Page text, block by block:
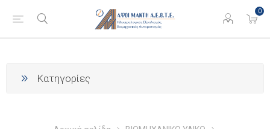
0
Κατηγορίες